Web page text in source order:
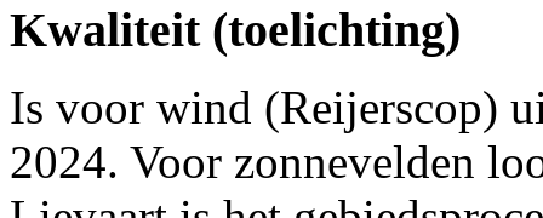
Kwaliteit (toelichting)
Is voor wind (Reijerscop)
2024. Voor zonnevelden